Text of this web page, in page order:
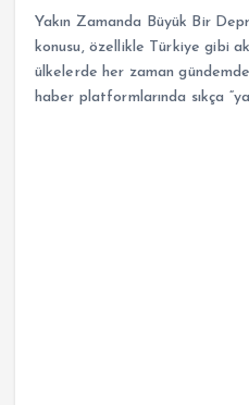
Yakın Zamanda Büyük Bir
konusu, özellikle Türkiye gibi
ülkelerde her zaman
haber platformlarında sıkça